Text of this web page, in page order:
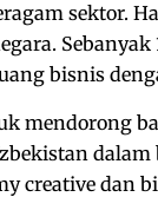
sektor.
bisnis
mendorong
creative dan